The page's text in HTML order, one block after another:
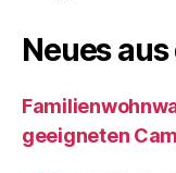
Neues
geeigneten